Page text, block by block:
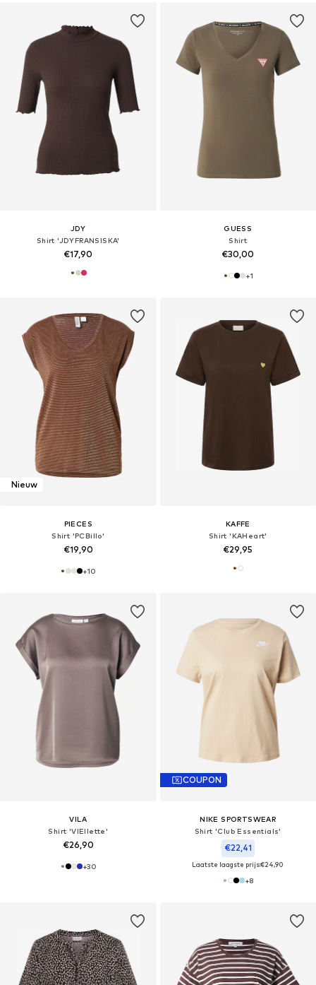
JDY
Shirt 'JDYFRANSISKA'
€17,90
GUESS
Shirt
€30,00
+1
Nieuw
PIECES
Shirt 'PCBillo'
€19,90
+10
KAFFE
Shirt 'KAHeart'
€29,95
VILA
Shirt 'VIEllette'
€26,90
+30
COUPON
NIKE SPORTSWEAR
Shirt 'Club Essentials'
€22,41
Laatste laagste prijs:€24,90
+8